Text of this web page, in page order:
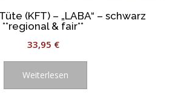
(KFT) – „LABA“ – schwarz
**regional & fair**
33,95 €
Weiterlesen